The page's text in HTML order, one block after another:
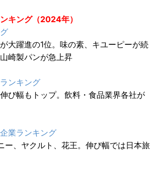
キング（2024年）
躍進の1位。味の素、キユーピーが続
崎製パンが急上昇
ンキング
幅もトップ。飲料・食品業界各社が
業ランキング
、ヤクルト、花王。伸び幅では日本旅